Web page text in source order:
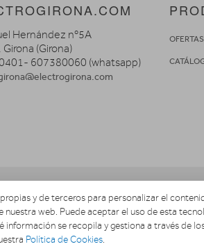
Hernández nº5A
(Girona)
607380060 (whatsapp)
OFERTAS
y de terceros para personalizar el
nuestra web. Puede aceptar el uso de esta
información se recopila y gestiona a través de
Política de Cookies.